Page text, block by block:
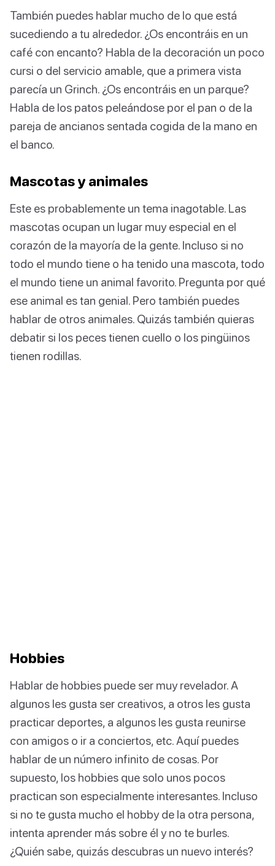
También puedes hablar mucho de lo que está
sucediendo a tu alrededor. ¿Os encontráis en un
café con encanto? Habla de la decoración un poco
cursi o del servicio amable, que a primera vista
parecía un Grinch. ¿Os encontráis en un parque?
Habla de los patos peleándose por el pan o de la
pareja de ancianos sentada cogida de la mano en
el banco.
Mascotas y animales
Este es probablemente un tema inagotable. Las
mascotas ocupan un lugar muy especial en el
corazón de la mayoría de la gente. Incluso si no
todo el mundo tiene o ha tenido una mascota, todo
el mundo tiene un animal favorito. Pregunta por qué
ese animal es tan genial. Pero también puedes
hablar de otros animales. Quizás también quieras
debatir si los peces tienen cuello o los pingüinos
tienen rodillas.
Hobbies
Hablar de hobbies puede ser muy revelador. A
algunos les gusta ser creativos, a otros les gusta
practicar deportes, a algunos les gusta reunirse
con amigos o ir a conciertos, etc. Aquí puedes
hablar de un número infinito de cosas. Por
supuesto, los hobbies que solo unos pocos
practican son especialmente interesantes. Incluso
si no te gusta mucho el hobby de la otra persona,
intenta aprender más sobre él y no te burles.
¿Quién sabe, quizás descubras un nuevo interés?